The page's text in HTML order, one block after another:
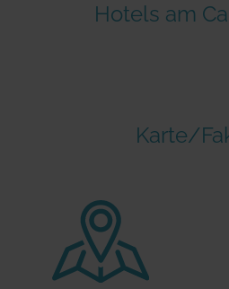
Hotels am
Karte/